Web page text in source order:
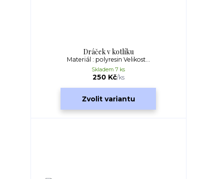
Dráček v kotlíku
Materiál : polyresin Velikost...
250 Kč/ks
Skladem 7 ks
Zvolit variantu